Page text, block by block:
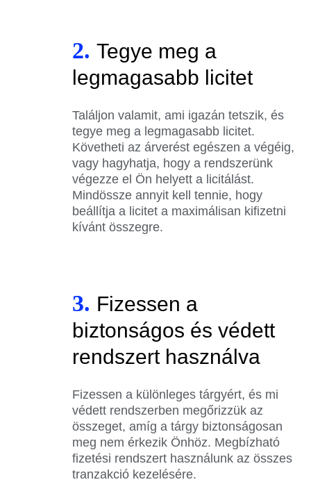
2. Tegye meg a
legmagasabb licitet
Találjon valamit, ami igazán tetszik, és
tegye meg a legmagasabb licitet.
Követheti az árverést egészen a végéig,
vagy hagyhatja, hogy a rendszerünk
végezze el Ön helyett a licitálást.
Mindössze annyit kell tennie, hogy
beállítja a licitet a maximálisan kifizetni
kívánt összegre.
3. Fizessen a
biztonságos és védett
rendszert használva
Fizessen a különleges tárgyért, és mi
védett rendszerben megőrizzük az
összeget, amíg a tárgy biztonságosan
meg nem érkezik Önhöz. Megbízható
fizetési rendszert használunk az összes
tranzakció kezelésére.